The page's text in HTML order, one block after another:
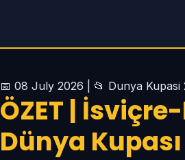
📅 08 July 2026 | 📂 Dunya Kupasi
ÖZET |
Dünya